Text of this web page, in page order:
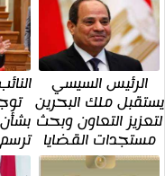
الرئيس السيسي
يستقبل ملك البحرين
لتعزيز التعاون وبحث
مستجدات القضايا
الإقليمية والدولية